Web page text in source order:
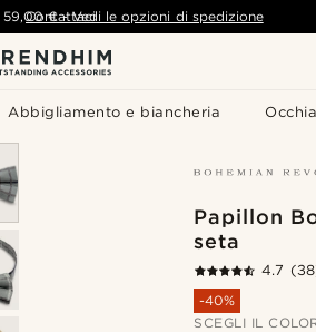
Abbigliamento e biancheria
59,00 € - Vedi le opzioni di spedizione
Contattaci
Papillon
seta
4.7
-40%
SCEGLI IL